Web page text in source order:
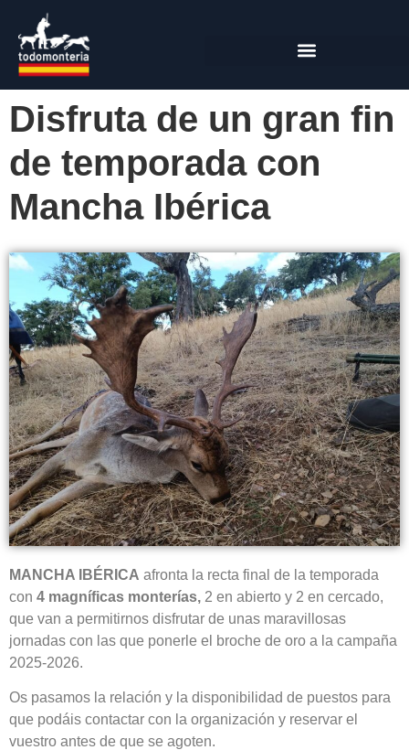
Disfruta de un gran fin
de temporada con
Mancha Ibérica
MANCHA IBÉRICA afronta la recta final de la temporada
con 4 magníficas monterías, 2 en abierto y 2 en cercado,
que van a permitirnos disfrutar de unas maravillosas
jornadas con las que ponerle el broche de oro a la campaña
2025-2026.
Os pasamos la relación y la disponibilidad de puestos para
que podáis contactar con la organización y reservar el
vuestro antes de que se agoten.